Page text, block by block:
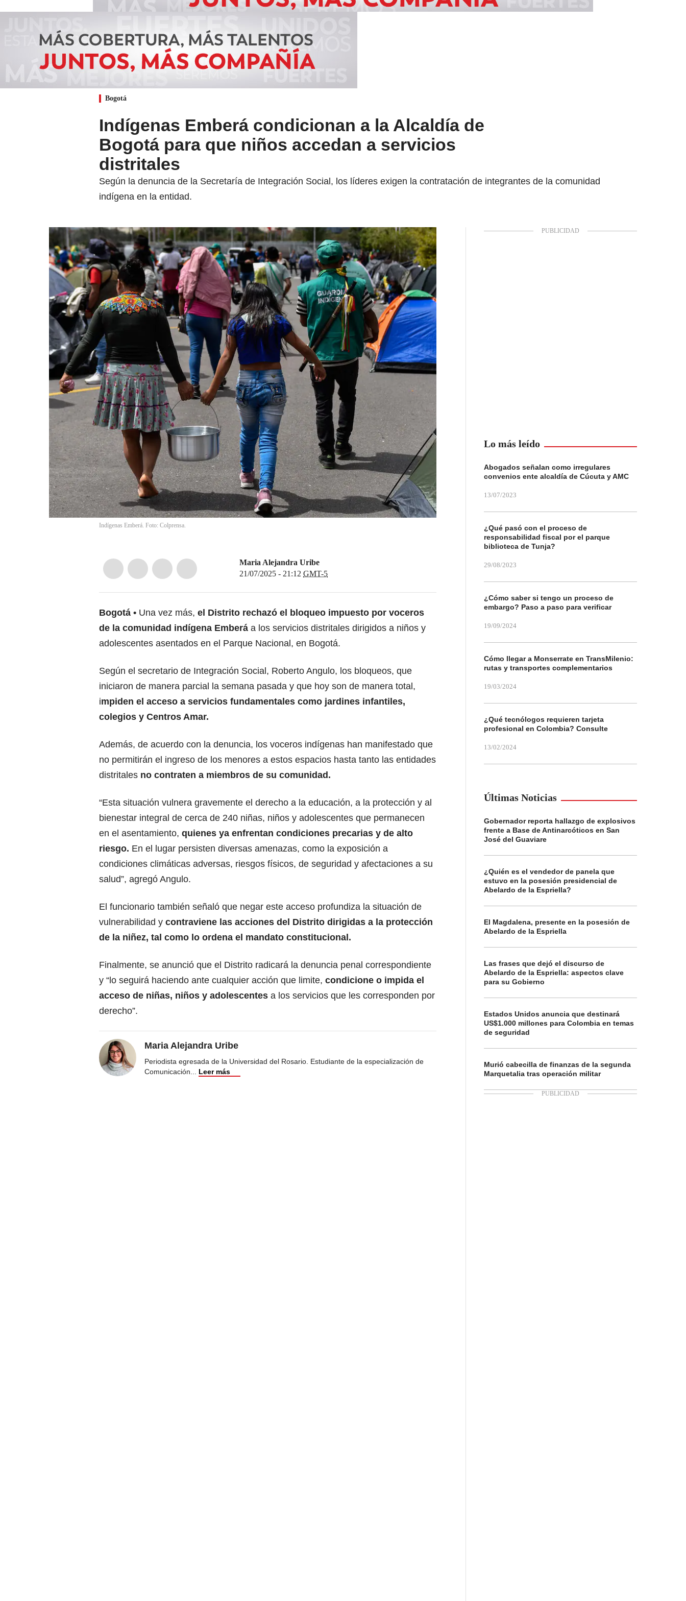
Bogotá
Indígenas Emberá condicionan a la Alcaldía de
Bogotá para que niños accedan a servicios
distritales
Según la denuncia de la Secretaría de Integración Social, los líderes exigen la contratación de integrantes de la comunidad
indígena en la entidad.
Indígenas Emberá. Foto: Colprensa.
Maria Alejandra Uribe
21/07/2025 - 21:12 GMT-5
Bogotá Una vez más, el Distrito rechazó el bloqueo impuesto por voceros
de la comunidad indígena Emberá a los servicios distritales dirigidos a niños y
adolescentes asentados en el Parque Nacional, en Bogotá.
Según el secretario de Integración Social, Roberto Angulo, los bloqueos, que
iniciaron de manera parcial la semana pasada y que hoy son de manera total,
impiden el acceso a servicios fundamentales como jardines infantiles,
colegios y Centros Amar.
Además, de acuerdo con la denuncia, los voceros indígenas han manifestado que
no permitirán el ingreso de los menores a estos espacios hasta tanto las entidades
distritales no contraten a miembros de su comunidad.
“Esta situación vulnera gravemente el derecho a la educación, a la protección y al
bienestar integral de cerca de 240 niñas, niños y adolescentes que permanecen
en el asentamiento, quienes ya enfrentan condiciones precarias y de alto
riesgo. En el lugar persisten diversas amenazas, como la exposición a
condiciones climáticas adversas, riesgos físicos, de seguridad y afectaciones a su
salud”, agregó Angulo.
El funcionario también señaló que negar este acceso profundiza la situación de
vulnerabilidad y contraviene las acciones del Distrito dirigidas a la protección
de la niñez, tal como lo ordena el mandato constitucional.
Finalmente, se anunció que el Distrito radicará la denuncia penal correspondiente
y “lo seguirá haciendo ante cualquier acción que limite, condicione o impida el
acceso de niñas, niños y adolescentes a los servicios que les corresponden por
derecho”.
Maria Alejandra Uribe
Periodista egresada de la Universidad del Rosario. Estudiante de la especialización de
Comunicación... Leer más
Lo más leído
Abogados señalan como irregulares
convenios ente alcaldía de Cúcuta y AMC
13/07/2023
¿Qué pasó con el proceso de
responsabilidad fiscal por el parque
biblioteca de Tunja?
29/08/2023
¿Cómo saber si tengo un proceso de
embargo? Paso a paso para verificar
19/09/2024
Cómo llegar a Monserrate en TransMilenio:
rutas y transportes complementarios
19/03/2024
¿Qué tecnólogos requieren tarjeta
profesional en Colombia? Consulte
13/02/2024
Últimas Noticias
Gobernador reporta hallazgo de explosivos
frente a Base de Antinarcóticos en San
José del Guaviare
¿Quién es el vendedor de panela que
estuvo en la posesión presidencial de
Abelardo de la Espriella?
El Magdalena, presente en la posesión de
Abelardo de la Espriella
Las frases que dejó el discurso de
Abelardo de la Espriella: aspectos clave
para su Gobierno
Estados Unidos anuncia que destinará
US$1.000 millones para Colombia en temas
de seguridad
Murió cabecilla de finanzas de la segunda
Marquetalia tras operación militar